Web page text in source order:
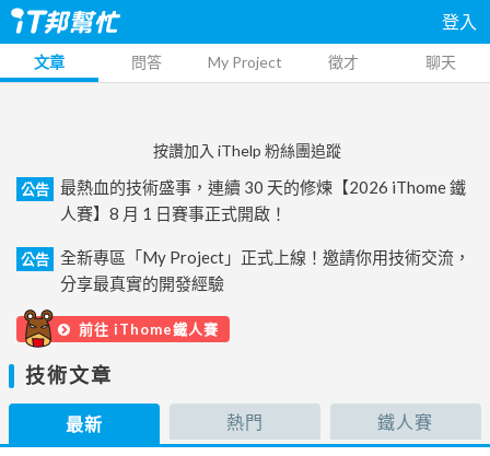
登入
文章 問答 My Project 徵才 聊天
按讚加入 iThelp 粉絲團追蹤
公告
最熱血的技術盛事，連續 30 天的修煉【2026 iThome 鐵
人賽】8 月 1 日賽事正式開啟！
公告
全新專區「My Project」正式上線！邀請你用技術交流，
分享最真實的開發經驗
前往 iThome鐵人賽
技術文章
最新 熱門 鐵人賽